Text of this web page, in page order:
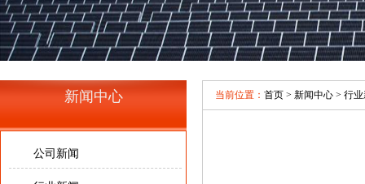
新闻中心
公司新闻
当前位置： 首页 > 新闻中心 > 行